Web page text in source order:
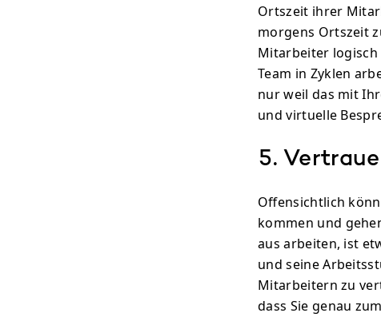
Ortszeit ihrer
morgens Ortszeit
Mitarbeiter logisch
Team in Zyklen
nur weil das mit
und virtuelle
5.
Offensichtlich
kommen und
aus arbeiten, ist
und seine
Mitarbeitern zu
dass Sie genau